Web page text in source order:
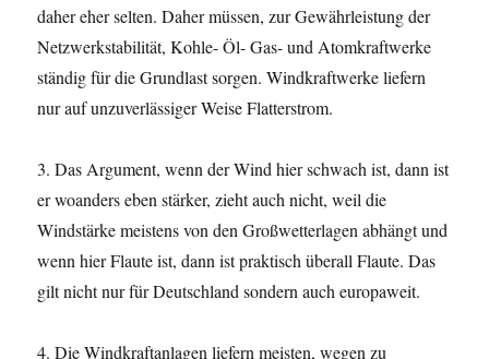
daher eher selten. Daher müssen, zur Gewährleistung der
Netzwerkstabilität, Kohle- Öl- Gas- und Atomkraftwerke
ständig für die Grundlast sorgen. Windkraftwerke liefern
nur auf unzuverlässiger Weise Flatterstrom.
3. Das Argument, wenn der Wind hier schwach ist, dann ist
er woanders eben stärker, zieht auch nicht, weil die
Windstärke meistens von den Großwetterlagen abhängt und
wenn hier Flaute ist, dann ist praktisch überall Flaute. Das
gilt nicht nur für Deutschland sondern auch europaweit.
4. Die Windkraftanlagen liefern meisten, wegen zu